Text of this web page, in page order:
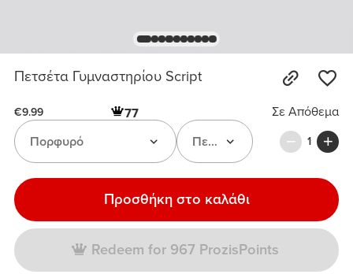
Πετσέτα Γυμναστηρίου Script
€9.99 77
Σε Απόθεμα
Πετσέτα γυμναστηρίου
Πορφυρό 1
Προσθήκη στο καλάθι
Redeem for 967 ProzisPoints